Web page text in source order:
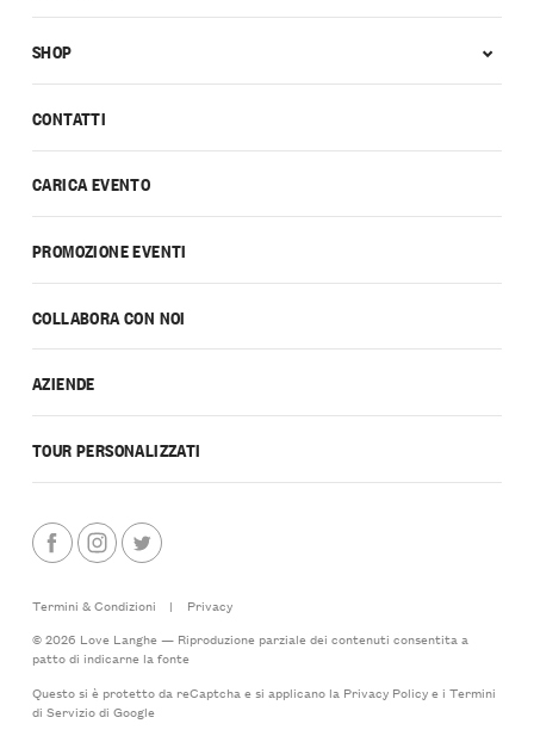
CONTATTI
CARICA EVENTO
PROMOZIONE EVENTI
COLLABORA CON NOI
AZIENDE
TOUR PERSONALIZZATI
SHOP
Termini & Condizioni |
Privacy
© 2026 Love Langhe — Riproduzione parziale dei contenuti consentita a
patto di indicarne la fonte
Questo si è protetto da reCaptcha e si applicano la Privacy Policye i Termini
di Serviziodi Google